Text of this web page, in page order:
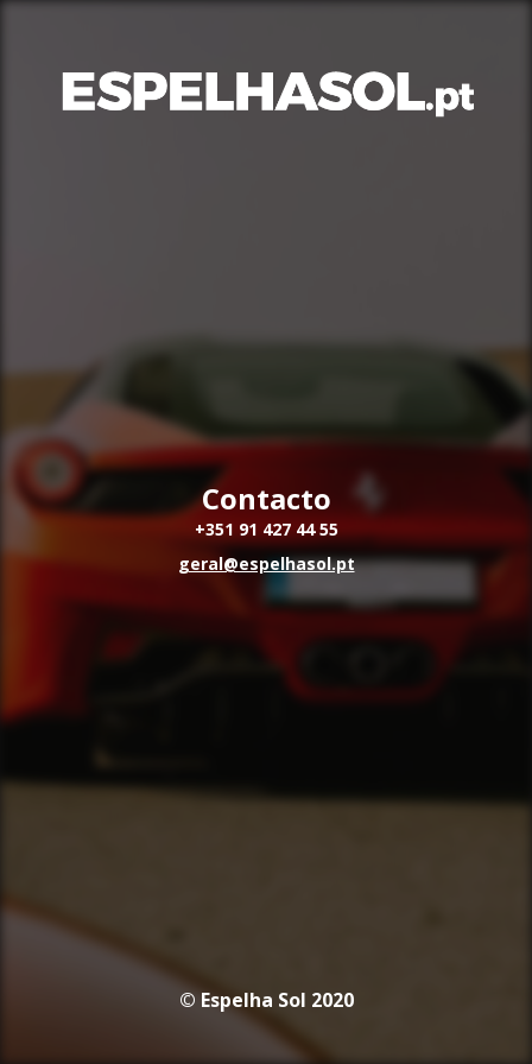
Contacto
+351 91 427 44 55
geral@espelhasol.pt
© Espelha Sol 2020